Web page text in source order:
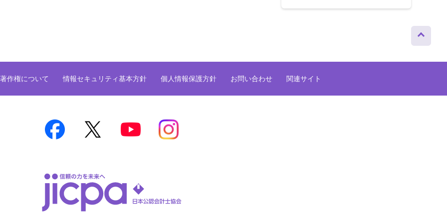
ップへ
作権について 情報セキュリティ基本方針 個人情報保護方針 お問い合わせ 関連サイト